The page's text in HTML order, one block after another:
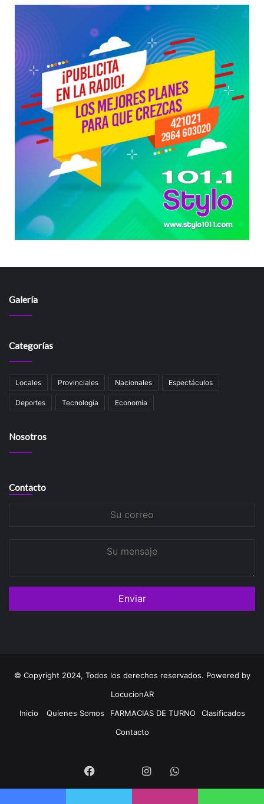
Galería
Categorías
Locales Provinciales Nacionales Espectáculos
Deportes Tecnología Economía
Nosotros
Contacto
© Copyright 2024, Todos los derechos reservados. Powered by
LocucionAR
Inicio
Quienes Somos FARMACIAS DE TURNO
Clasificados
Contacto
Facebook InstagramWhatsapp